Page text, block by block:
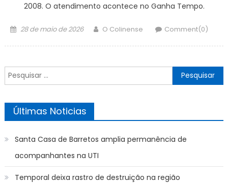
2008. O atendimento acontece no Ganha Tempo.
Posted
28 de maio de 2026 Author
O Colinense Comment(0)
Pesquisar
por:
Últimas Noticias
Santa Casa de Barretos amplia permanência de
acompanhantes na UTI
Temporal deixa rastro de destruição na região